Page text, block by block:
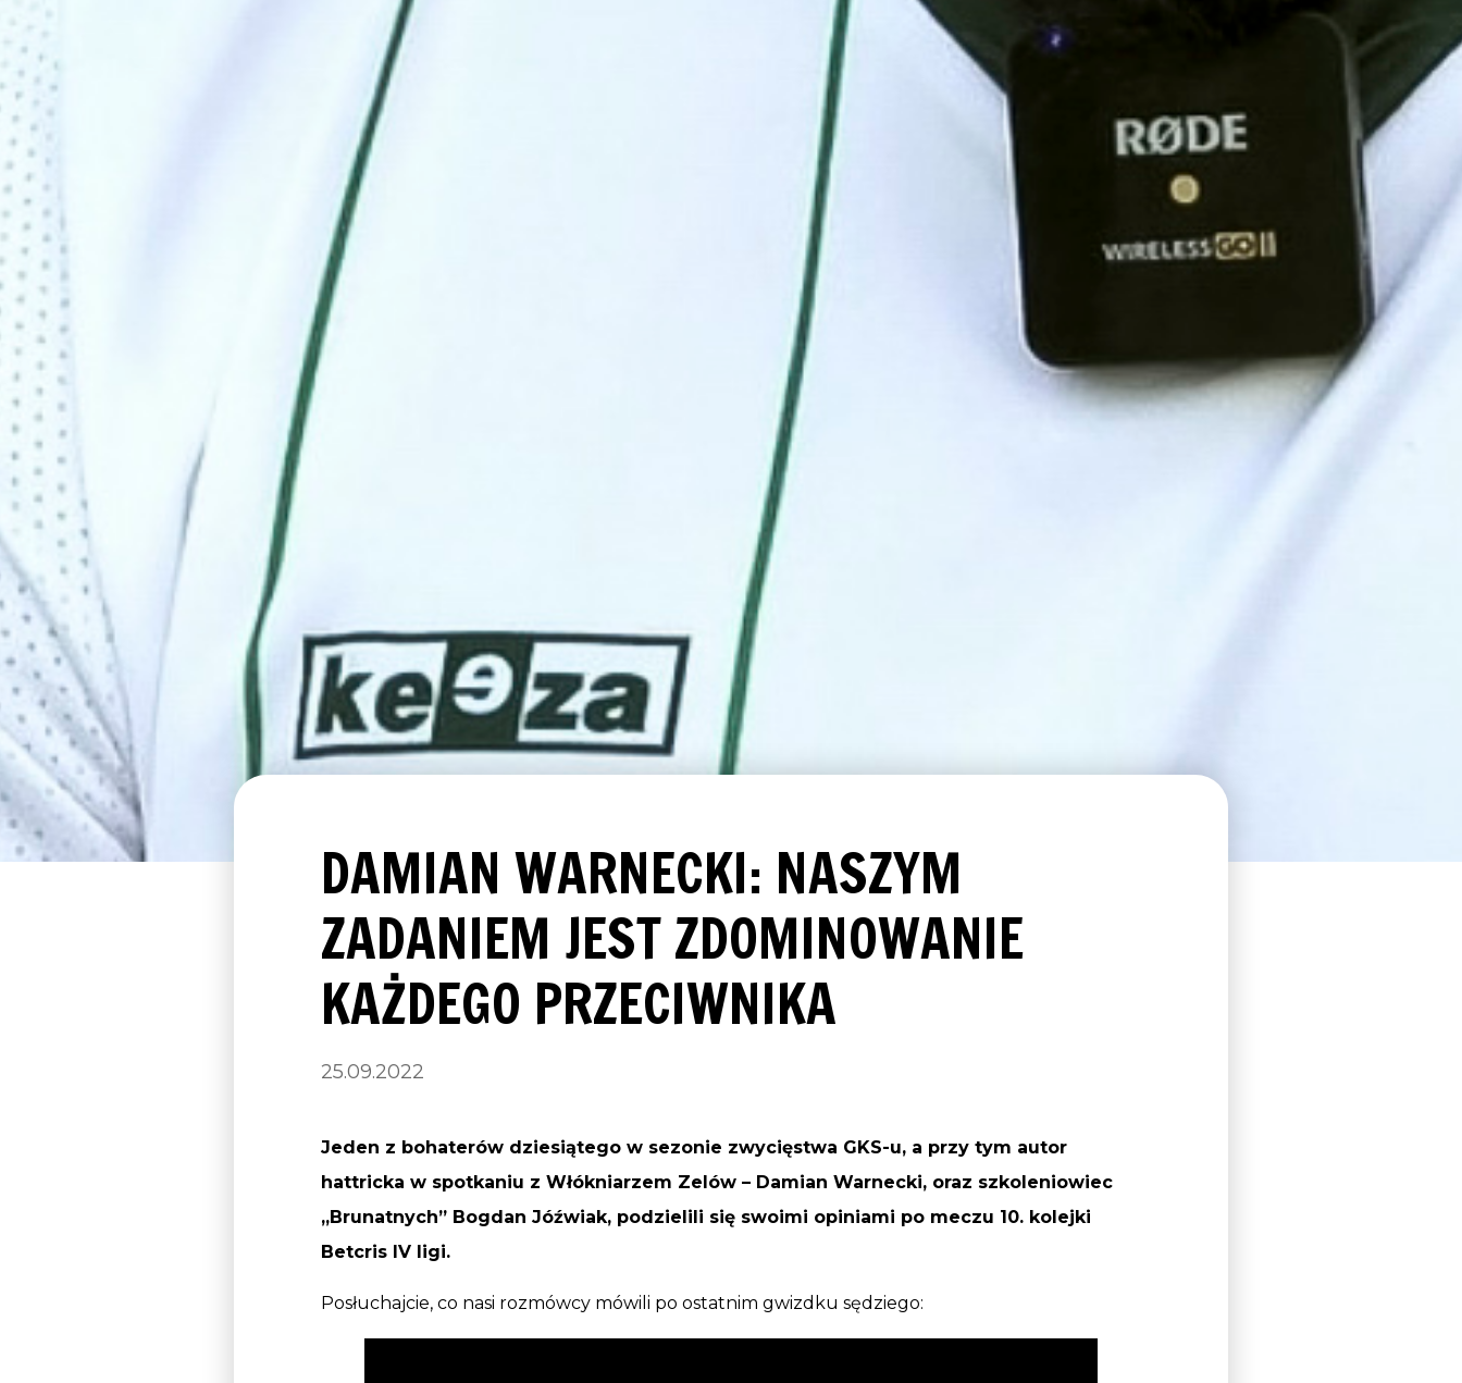
DAMIAN WARNECKI: NASZYM
ZADANIEM JEST ZDOMINOWANIE
KAŻDEGO PRZECIWNIKA
25.09.2022
Jeden z bohaterów dziesiątego w sezonie zwycięstwa GKS-u, a przy tym autor
hattricka w spotkaniu z Włókniarzem Zelów– Damian Warnecki, oraz szkoleniowiec
„Brunatnych” Bogdan Jóźwiak, podzielili się swoimi opiniami po meczu 10. kolejki
Betcris IV ligi.
Posłuchajcie, co nasi rozmówcy mówili po ostatnim gwizdku sędziego: